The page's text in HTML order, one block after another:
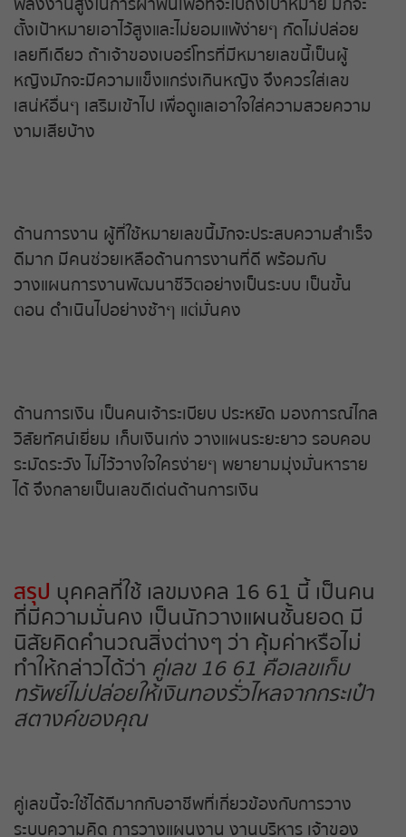
หวยหุ้นอังกฤษ
หวยหุ้นรัสเซีย
หวยหุ้นอินเดีย
ตั้งเป้าหมายเอาไว้สูงและไม่ยอมแพ้ง่ายๆ กัดไม่ปล่อย
เลยทีเดียว ถ้าเจ้าของเบอร์โทรที่มีหมายเลขนี้เป็นผู้
หญิงมักจะมีความแข็งแกร่งเกินหญิง จึงควรใส่เลข
เสน่ห์อื่นๆ เสริมเข้าไป เพื่อดูแลเอาใจใส่ความสวยความ
งามเสียบ้าง
ด้านการงาน ผู้ที่ใช้หมายเลขนี้มักจะประสบความสำเร็จ
ดีมาก มีคนช่วยเหลือด้านการงานที่ดี พร้อมกับ
วางแผนการงานพัฒนาชีวิตอย่างเป็นระบบ เป็นขั้น
ตอน ดำเนินไปอย่างช้าๆ แต่มั่นคง
ด้านการเงิน เป็นคนเจ้าระเบียบ ประหยัด มองการณ์ไกล
วิสัยทัศน์เยี่ยม เก็บเงินเก่ง วางแผนระยะยาว รอบคอบ
ระมัดระวัง ไม่ไว้วางใจใครง่ายๆ พยายามมุ่งมั่นหาราย
ได้ จึงกลายเป็นเลขดีเด่นด้านการเงิน
สรุป บุคคลที่ใช้ เลขมงคล 16 61 นี้ เป็นคน
ที่มีความมั่นคง เป็นนักวางแผนชั้นยอด มี
นิสัยคิดคำนวณสิ่งต่างๆ ว่า คุ้มค่าหรือไม่
ทำให้กล่าวได้ว่า คู่เลข 16 61 คือเลขเก็บ
ทรัพย์ไม่ปล่อยให้เงินทองรั่วไหลจากกระเป๋า
สตางค์ของคุณ
คู่เลขนี้จะใช้ได้ดีมากกับอาชีพที่เกี่ยวข้องกับการวาง
ระบบความคิด การวางแผนงาน งานบริหาร เจ้าของ